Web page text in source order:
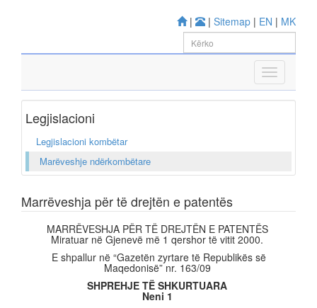
| | Sitemap | EN | MK
Legjislacioni
Legjislacioni kombëtar
Marëveshje ndërkombëtare
Marrëveshja për të drejtën e patentës
MARRËVESHJA PËR TË DREJTËN E PATENTËS
Miratuar në Gjenevë më 1 qershor të vitit 2000.
E shpallur në “Gazetën zyrtare të Republikës së
Maqedonisë” nr. 163/09
SHPREHJE TË SHKURTUARA
Neni 1